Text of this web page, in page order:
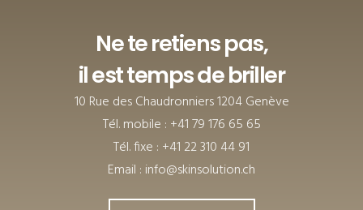
Ne te retiens pas,
il est temps de briller
10 Rue des Chaudronniers 1204 Genève
Tél. mobile : +41 79 176 65 65
Tél. fixe : +41 22 310 44 91
Email : info@skinsolution.ch